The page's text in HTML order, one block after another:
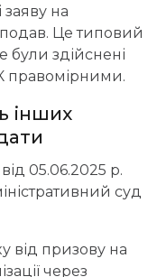
на
Це типовий
були здійснені
правомірними.
інших
05.06.2025 р.
суд
від призову на
через